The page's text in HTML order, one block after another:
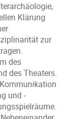
Klärung
zur
des
des Theaters.
und -